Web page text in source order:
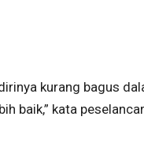
kurang bagus
baik,” kata